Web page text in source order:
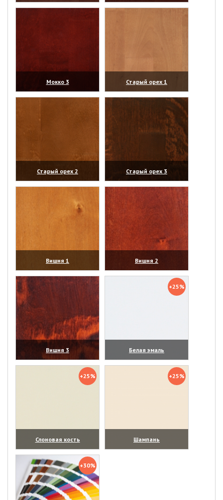
(увеличить)
(увеличить)
Мокко 3
(увеличить)
Старый орех 1
(увеличить)
Старый орех 2
(увеличить)
Старый орех 3
(увеличить)
Вишня 1
(увеличить)
Вишня 2
(увеличить)
Вишня 3
(увеличить)
+25%
Белая эмаль
(увеличить)
+25%
Слоновая кость
(увеличить)
+25%
Шампань
(увеличить)
+30%